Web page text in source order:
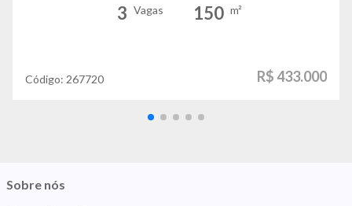
3 Vagas 150 m²
Código: 267720 R$ 433.000
Sobre nós